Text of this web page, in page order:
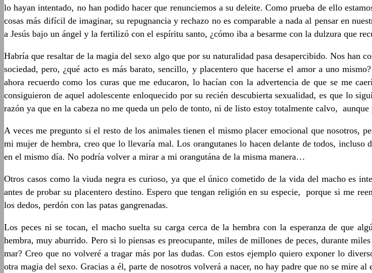
lo hayan intentado, no han podido hacer que renunciemos a su deleite. Como prueba de ello
cosas más difícil de imaginar, su repugnancia y rechazo no es comparable a nada al pensar en
a Jesús bajo un ángel y la fertilizó con el espíritu santo, ¿cómo iba a besarme con la dulzura que
Habría que resaltar de la magia del sexo algo que por su naturalidad pasa desapercibido. Nos han
sociedad, pero, ¿qué acto es más barato, sencillo, y placentero que hacerse el amor a uno
ahora recuerdo como los curas que me educaron, lo hacían con la advertencia de que se me
consiguieron de aquel adolescente enloquecido por su recién descubierta sexualidad, es que lo
razón ya que en la cabeza no me queda un pelo de tonto, ni de listo estoy totalmente calvo,
A veces me pregunto si el resto de los animales tienen el mismo placer emocional que nosotros,
mi mujer de hembra, creo que lo llevaría mal. Los orangutanes lo hacen delante de todos,
en el mismo día. No podría volver a mirar a mi orangutána de la misma manera…
Otros casos como la viuda negra es curioso, ya que el único cometido de la vida del macho es
antes de probar su placentero destino. Espero que tengan religión en su especie, porque si me
los dedos, perdón con las patas gangrenadas.
Los peces ni se tocan, el macho suelta su carga cerca de la hembra con la esperanza de que
hembra, muy aburrido. Pero si lo piensas es preocupante, miles de millones de peces, durante
mar? Creo que no volveré a tragar más por las dudas. Con estos ejemplo quiero exponer lo
otra magia del sexo. Gracias a él, parte de nosotros volverá a nacer, no hay padre que no se mire al